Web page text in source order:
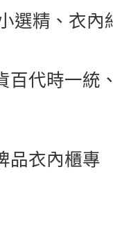
選精、衣
百代時一統
品衣內櫃專